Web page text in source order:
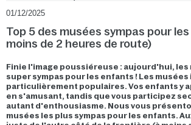
01/12/2025
Top 5 des musées sympas pour
moins de 2 heures de route)
Finie l'image poussiéreuse : aujourd'hui, les
super sympas pour les enfants ! Les
particulièrement populaires. Vos enfants y
en s'amusant, tandis que vous participez
autant d'enthousiasme. Nous vous
musées les plus sympas pour les enfants.